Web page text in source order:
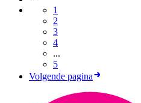
1
2
3
4
...
5
Volgende pagina